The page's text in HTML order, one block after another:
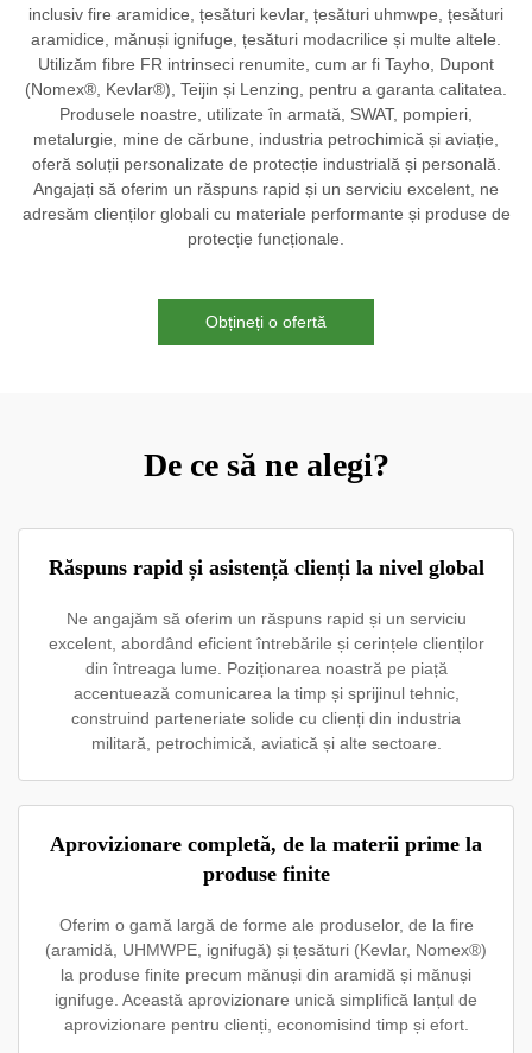
inclusiv fire aramidice, țesături kevlar, țesături uhmwpe, țesături
aramidice, mănuși ignifuge, țesături modacrilice și multe altele.
Utilizăm fibre FR intrinseci renumite, cum ar fi Tayho, Dupont
(Nomex®, Kevlar®), Teijin și Lenzing, pentru a garanta calitatea.
Produsele noastre, utilizate în armată, SWAT, pompieri,
metalurgie, mine de cărbune, industria petrochimică și aviație,
oferă soluții personalizate de protecție industrială și personală.
Angajați să oferim un răspuns rapid și un serviciu excelent, ne
adresăm clienților globali cu materiale performante și produse de
protecție funcționale.
Obțineți o ofertă
De ce să ne alegi?
Răspuns rapid și asistență clienți la nivel global
Ne angajăm să oferim un răspuns rapid și un serviciu
excelent, abordând eficient întrebările și cerințele clienților
din întreaga lume. Poziționarea noastră pe piață
accentuează comunicarea la timp și sprijinul tehnic,
construind parteneriate solide cu clienți din industria
militară, petrochimică, aviatică și alte sectoare.
Aprovizionare completă, de la materii prime la
produse finite
Oferim o gamă largă de forme ale produselor, de la fire
(aramidă, UHMWPE, ignifugă) și țesături (Kevlar, Nomex®)
la produse finite precum mănuși din aramidă și mănuși
ignifuge. Această aprovizionare unică simplifică lanțul de
aprovizionare pentru clienți, economisind timp și efort.